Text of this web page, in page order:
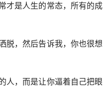
才是人生的常态，所有的成
脱，然后告诉我，你也很想
人，而是让你逼着自己把眼